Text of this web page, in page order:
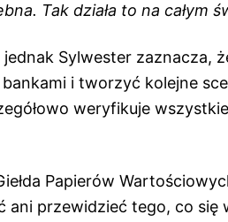
Tak działa to na całym
Sylwester zaznacza,
i tworzyć kolejne
weryfikuje
Papierów
ani przewidzieć tego, co się